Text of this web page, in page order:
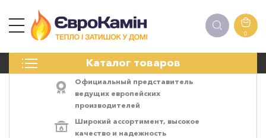
0
Каталог товаров
ПЕЧИ
ЭЛЕКТРОКАМИН
АКСЕССУАРЫ
Официальный представитель
ведущих европейских
производителей
Широкий ассортимент, высокое
качество и надежность